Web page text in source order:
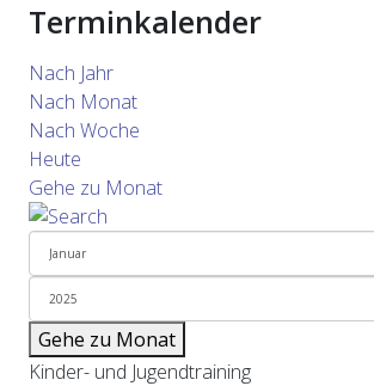
Terminkalender
Nach Jahr
Nach Monat
Nach Woche
Heute
Gehe zu Monat
Gehe zu Monat
Kinder- und Jugendtraining